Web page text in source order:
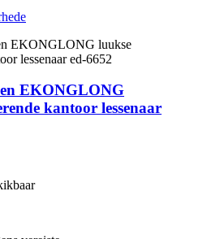
EKONGLONG
kantoor lessenaar